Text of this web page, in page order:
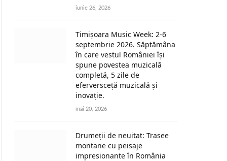
iunie 26, 2026
Timișoara Music Week: 2-6
septembrie 2026. Săptămâna
în care vestul României își
spune povestea muzicală
completă, 5 zile de
eferversceță muzicală și
inovație.
mai 20, 2026
Drumeții de neuitat: Trasee
montane cu peisaje
impresionante în România